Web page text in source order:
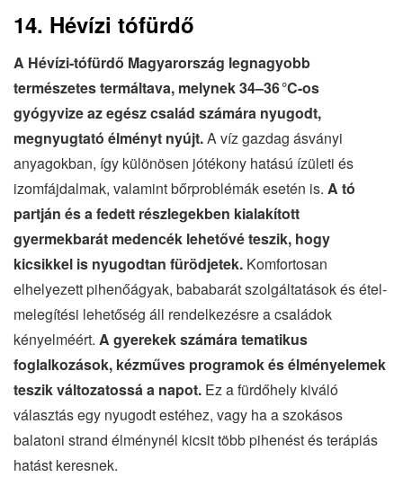
14. Hévízi tófürdő
A Hévízi-tófürdő Magyarország legnagyobb
természetes termáltava, melynek 34–36 °C-os
gyógyvize az egész család számára nyugodt,
megnyugtató élményt nyújt.A víz gazdag ásványi
anyagokban, így különösen jótékony hatású ízületi és
izomfájdalmak, valamint bőrproblémák esetén is. A tó
partján és a fedett részlegekben kialakított
gyermekbarát medencék lehetővé teszik, hogy
kicsikkel is nyugodtan fürödjetek. Komfortosan
elhelyezett pihenőágyak, bababarát szolgáltatások és étel-
melegítési lehetőség áll rendelkezésre a családok
kényelméért. A gyerekek számára tematikus
foglalkozások, kézműves programok és élményelemek
teszik változatossá a napot. Ez a fürdőhely kiváló
választás egy nyugodt estéhez, vagy ha a szokásos
balatoni strand élménynél kicsit több pihenést és terápiás
hatást keresnek.